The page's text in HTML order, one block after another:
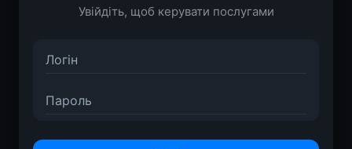
Увійдіть, щоб керувати послугами